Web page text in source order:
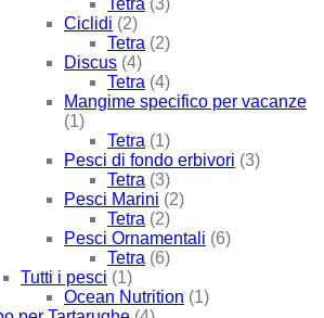
Tetra (3)
Ciclidi (2)
Tetra (2)
Discus (4)
Tetra (4)
Mangime specifico per vacanze
(1)
Tetra (1)
Pesci di fondo erbivori (3)
Tetra (3)
Pesci Marini (2)
Tetra (2)
Pesci Ornamentali (6)
Tetra (6)
Tutti i pesci (1)
Ocean Nutrition (1)